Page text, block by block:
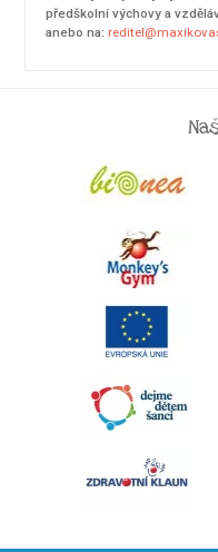
předškolní výchovy a
anebo na: